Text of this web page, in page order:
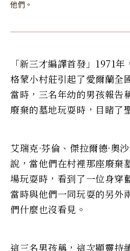
他們。
「新三才編譯首發」1971
格蒙小村莊引起了愛爾蘭全
當時，三名年幼的男孩報告
廢棄的墓地玩耍時，目睹了
艾瑞克·芬倫、傑拉爾德·奧
說，當他們在村裡那座廢棄
場玩耍時，看到了一位身穿
當時與他們一同玩耍的另外
們什麼也沒看見。
這三名男孩稱，這次顯靈持